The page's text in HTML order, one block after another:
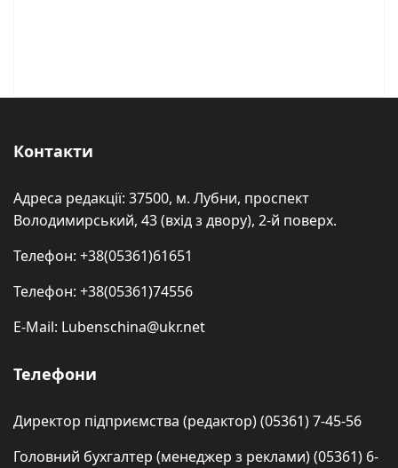
Контакти
Адреса редакції: 37500, м. Лубни, проспект
Володимирський, 43 (вхід з двору), 2-й поверх.
Телефон: +38(05361)61651
Телефон: +38(05361)74556
E-Mail: Lubenschina@ukr.net
Телефони
Директор підприємства (редактор) (05361) 7-45-56
Головний бухгалтер (менеджер з реклами) (05361) 6-